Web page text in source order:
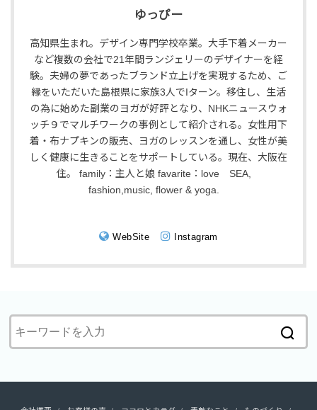
ゆっぴー
高知県生まれ。デザイン専門学校卒業。大手下着メーカー
など複数の会社で21年間ランジェリーのデザイナーを経
験。夫婦の夢であったブランド立上げを実現するため、ご
縁をいただいた島根県に家族3人でIターン。移住し、生活
の為に始めた副業のヨガが好評となり、NHKニュースウォ
ッチ９でマルチワークの事例として紹介される。女性用下
着・布ナプキンの販売、ヨガのレッスンを通し、女性が美
しく健康に生きることをサポートしている。現在、大阪在
住。 family：主人と娘 favarite：love SEA,
fashion,music, flower & yoga.
WebSite Instagram